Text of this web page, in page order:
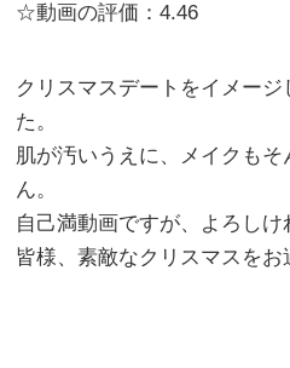
☆動画の評価：4.46
クリスマスデートをイメー
た。
肌が汚いうえに、メイクも
ん。
自己満動画ですが、よろしけ
皆様、素敵なクリスマスをお